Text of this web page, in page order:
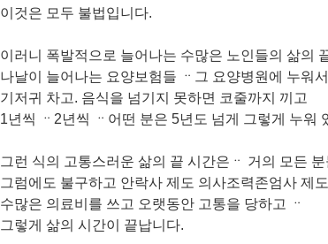
이것은 모두 불법입니다.
이러니 폭발적으로 늘어나는 수많은 노인들의 삶의
나날이 늘어나는 요양보험들 ᆢ그 요양병원에 누워
기저귀 차고. 음식을 넘기지 못하면 코줄까지 끼고
1년씩 ᆢ2년씩 ᆢ어떤 분은 5년도 넘게 그렇게 누워
그런 식의 고통스러운 삶의 끝 시간은ᆢ 거의 모든
그럼에도 불구하고 안락사 제도 의사조력존엄사 제
수많은 의료비를 쓰고 오랫동안 고통을 당하고 ᆢ
그렇게 삶의 시간이 끝납니다.